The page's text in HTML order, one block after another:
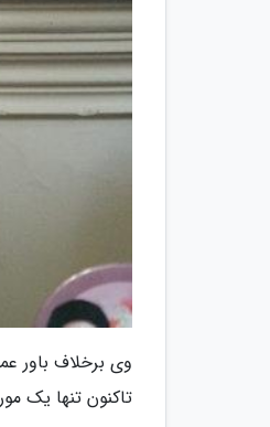
تاکنون تنها یک